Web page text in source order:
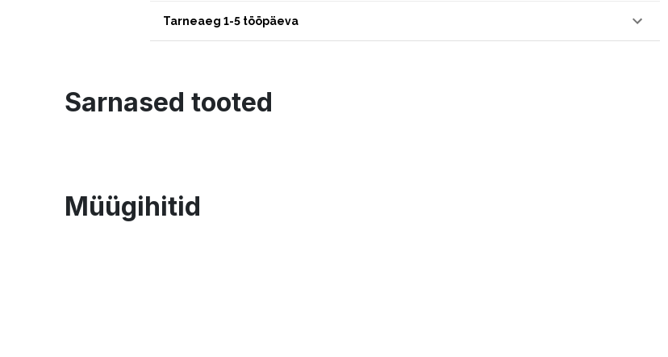
Tarneaeg 1-5 tööpäeva
Sarnased tooted
Müügihitid